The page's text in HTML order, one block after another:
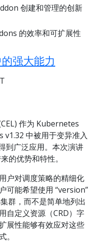
创建和管理的创新
的效率和可扩展性
强大能力
作为 Kubernetes
中被用于变异准入
到广泛应用。本次演讲
的优势和特性。
户对调度策略的精细化
可能希望使用 “version”
群，而不是简单地列出
自定义资源（CRD）字
展性能够有效应对这些